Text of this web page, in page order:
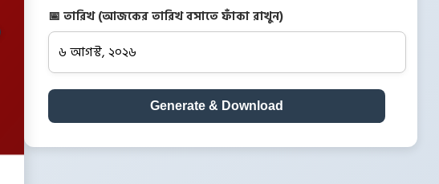
📅 তারিখ (আজকের তারিখ বসাতে ফাঁকা রাখুন)
Generate & Download